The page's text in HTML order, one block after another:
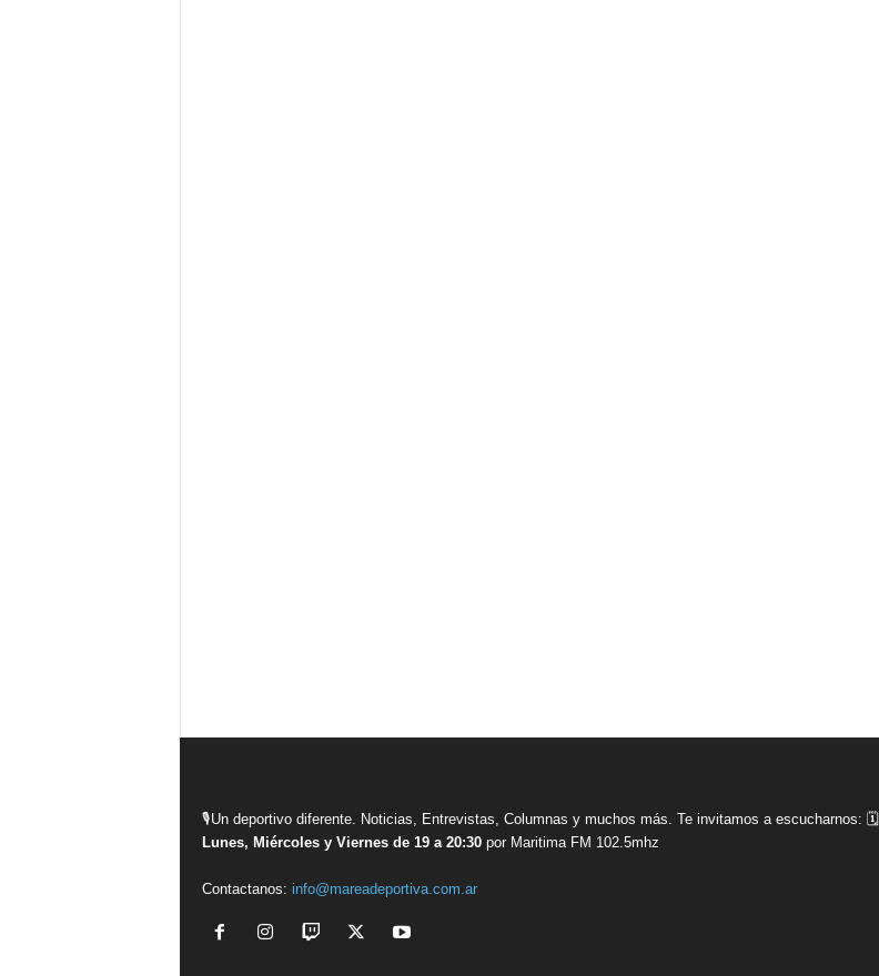
🎙Un deportivo diferente. Noticias, Entrevistas, Columnas y muchos más. Te invitamos a escucharnos: 🗓
Lunes, Miércoles y Viernes de 19 a 20:30por Maritima FM 102.5mhz
Contactanos: info@mareadeportiva.com.ar